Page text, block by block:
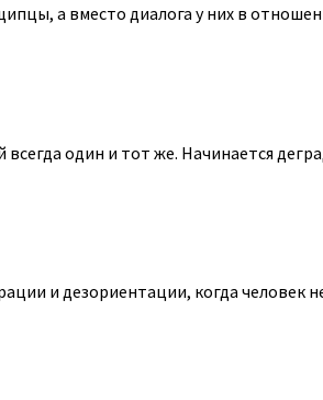
а вместо диалога у них в
один и тот же. Начинается
и дезориентации, когда человек